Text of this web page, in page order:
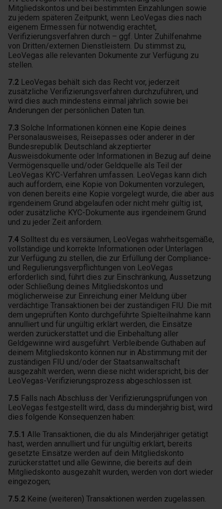
Mitgliedskontos und bei bestimmten Einzahlungen sowie
zu jedem späteren Zeitpunkt, wenn LeoVegas dies nach
eigenem Ermessen für notwendig erachtet,
Verifizierungsverfahren durch – ggf. Unter Zuhilfenahme
von Dritten/externen Dienstleistern. Du stimmst zu,
LeoVegas alle relevanten Dokumente zur Verfügung zu
stellen.
7.2 LeoVegas behält sich das Recht vor, jederzeit
zusätzliche Verifizierungsverfahren durchzuführen, und
wird dies auch mindestens einmal jährlich sowie bei
Änderungen der persönlichen Daten tun.
7.3 Solche Informationen können eine Kopie deines
Personalausweises, Reisepasses oder anderer in der
Bundesrepublik Deutschland akzeptierter
Ausweisdokumente oder Informationen in Bezug auf deine
Vermögensquelle und/oder Geldquelle als Teil der
LeoVegas KYC-Verfahren umfassen. LeoVegas kann dich
auch auffordern, eine Kopie von Dokumenten vorzulegen,
von denen bereits eine Kopie vorgelegt wurde, die aber aus
irgendeinem Grund abgelaufen oder nicht mehr gültig ist,
oder zusätzliche KYC-Dokumente aus irgendeinem Grund
und zu jeder Zeit anfordern.
7.4 Solltest du es versäumen, LeoVegas wahrheitsgemäße,
vollständige und korrekte Informationen oder Unterlagen
zur Verfügung zu stellen, die zur Erfüllung der Compliance-
und Regulierungsverpflichtungen von LeoVegas
erforderlich sind, führt dies zur Einschränkung, Aussetzung
oder Schließung deines Mitgliedskontos und
möglicherweise zur Einreichung einer Meldung über
verdächtige Transaktionen bei der zuständigen FIU. Die mit
dem ungeprüften Konto durchgeführte Spielteilnahme kann
annulliert und für ungültig erklärt werden, die Einsätze
werden zurückerstattet und die Einbehaltung aller
Geldgewinne wird ausgeführt. Verbleibende Guthaben auf
deinem Mitgliedskonto können nur in Abstimmung mit der
zuständigen FIU und/oder der Staatsanwaltschaft
ausgezahlt werden, wenn diese nicht widerspricht, bis der
LeoVegas-Verifizierungsprozess abgeschlossen ist.
7.5 Falls nach Abschluss der Verifizierungsprüfungen von
LeoVegas festgestellt wird, dass du minderjährig bist, wird
dies folgende Konsequenzen haben:
7.5.1 Alle Transaktionen, die du als Minderjähriger getätigt
hast, werden annulliert und für ungültig erklärt, bereits
gesetzte Einsätze werden auf dein Mitgliedskonto
zurückerstattet und alle Gewinne, die bereits auf dein
Mitgliedskonto ausgezahlt wurden, werden von dort wieder
eingezogen;
7.5.2 Keine (weiteren) Transaktionen werden zugelassen.